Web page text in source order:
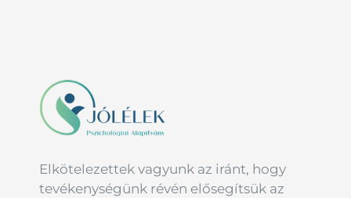
Elkötelezettek vagyunk az iránt, hogy
tevékenységünk révén elősegítsük az